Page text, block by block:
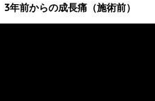
3年前からの成長痛（施術前）